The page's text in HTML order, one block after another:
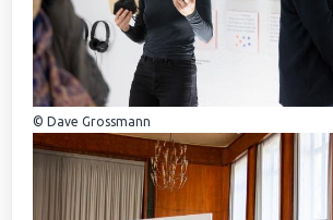
© Dave Grossmann